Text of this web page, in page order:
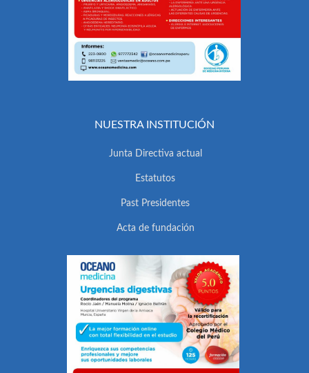
NUESTRA INSTITUCIÓN
Junta Directiva actual
Estatutos
Past Presidentes
Acta de fundación